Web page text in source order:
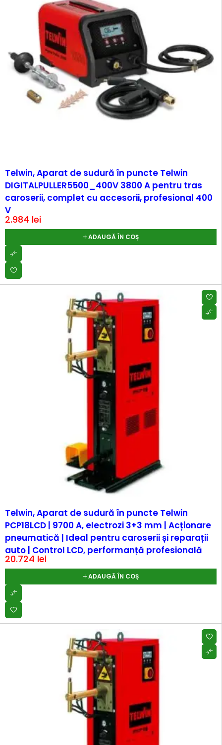
Telwin, Aparat de sudură în puncte Telwin
DIGITALPULLER5500_400V 3800 A pentru tras
caroserii, complet cu accesorii, profesional 400
V
2.984 lei
ADAUGĂ ÎN COȘ
Telwin, Aparat de sudură în puncte Telwin
PCP18LCD | 9700 A, electrozi 3+3 mm | Acționare
pneumatică | Ideal pentru caroserii și reparații
auto | Control LCD, performanță profesională
20.724 lei
ADAUGĂ ÎN COȘ